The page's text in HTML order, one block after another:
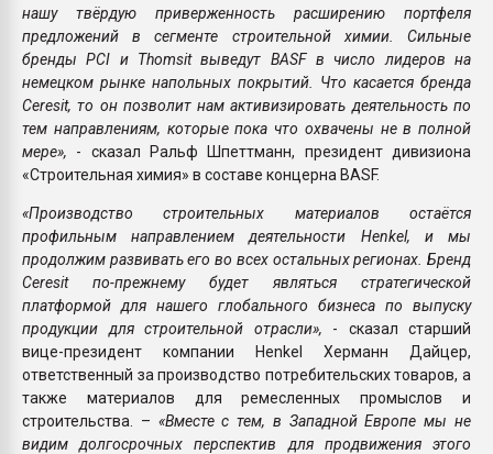
нашу твёрдую приверженность расширению портфеля
предложений в сегменте строительной химии. Сильные
бренды PCI и Thomsit выведут BASF в число лидеров на
немецком рынке напольных покрытий. Что касается бренда
Ceresit, то он позволит нам активизировать деятельность по
тем направлениям, которые пока что охвачены не в полной
мере», - сказал Ральф Шпеттманн, президент дивизиона
«Строительная химия» в составе концерна BASF.
«Производство строительных материалов остаётся
профильным направлением деятельности Henkel, и мы
продолжим развивать его во всех остальных регионах. Бренд
Ceresit по-прежнему будет являться стратегической
платформой для нашего глобального бизнеса по выпуску
продукции для строительной отрасли», - сказал старший
вице-президент компании Henkel Херманн Дайцер,
ответственный за производство потребительских товаров, а
также материалов для ремесленных промыслов и
строительства. – «Вместе с тем, в Западной Европе мы не
видим долгосрочных перспектив для продвижения этого